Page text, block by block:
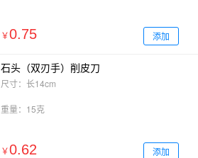
￥0.75 添加
石头（双刃手）削皮刀
尺寸：长14cm
重量：15克
￥0.62 添加